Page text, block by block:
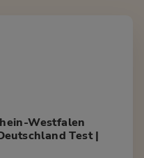
Westfalen
Test |